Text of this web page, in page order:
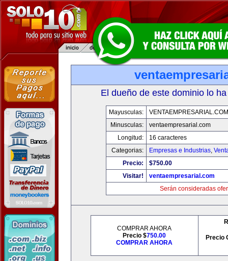
El dueño de este dominio lo
Mayusculas:
VENTAEMPRESARIAL.COM
Minusculas:
ventaempresarial.com
Longitud:
16 caracteres
Categorias:
Empresas e Industrias,
Precio:
$750.00
Visitar!
ventaempresarial.com
Serán consideradas
COMPRAR AHORA
Precio $750.00
COMPRAR AHORA
Precio